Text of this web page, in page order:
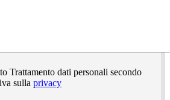
Trattamento dati personali secondo
sulla privacy